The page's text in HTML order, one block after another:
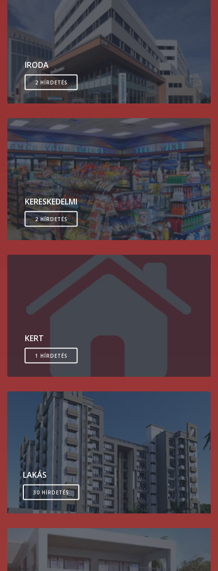
IRODA
2 HÍRDETÉS
KERESKEDELMI
2 HÍRDETÉS
KERT
1 HÍRDETÉS
LAKÁS
30 HÍRDETÉS